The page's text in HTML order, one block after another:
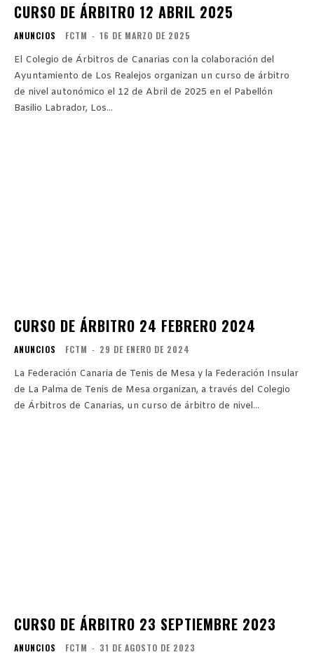
CURSO DE ÁRBITRO 12 ABRIL 2025
ANUNCIOS FCTM - 16 DE MARZO DE 2025
El Colegio de Árbitros de Canarias con la colaboración del
Ayuntamiento de Los Realejos organizan un curso de árbitro
de nivel autonómico el 12 de Abril de 2025 en el Pabellón
Basilio Labrador, Los...
CURSO DE ÁRBITRO 24 FEBRERO 2024
ANUNCIOS FCTM - 29 DE ENERO DE 2024
La Federación Canaria de Tenis de Mesa y la Federación Insular
de La Palma de Tenis de Mesa organizan, a través del Colegio
de Árbitros de Canarias, un curso de árbitro de nivel...
CURSO DE ÁRBITRO 23 SEPTIEMBRE 2023
ANUNCIOS FCTM - 31 DE AGOSTO DE 2023